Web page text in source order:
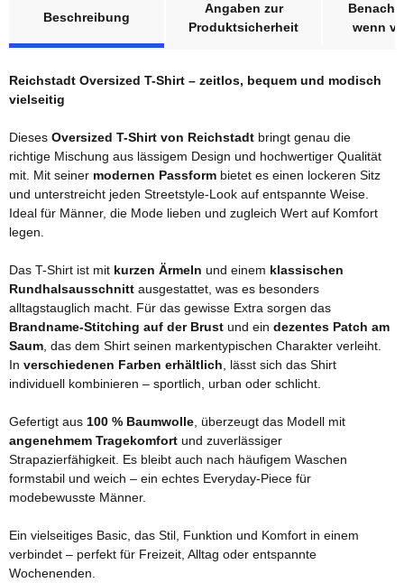
Beschreibung
Angaben zur
Produktsicherheit
wenn
Reichstadt Oversized T-Shirt – zeitlos, bequem und modisch
vielseitig
Dieses Oversized T-Shirt von Reichstadt bringt genau die
richtige Mischung aus lässigem Design und hochwertiger Qualität
mit. Mit seiner modernen Passform bietet es einen lockeren Sitz
und unterstreicht jeden Streetstyle-Look auf entspannte Weise.
Ideal für Männer, die Mode lieben und zugleich Wert auf Komfort
legen.
Das T-Shirt ist mit kurzen Ärmeln und einem klassischen
Rundhalsausschnitt ausgestattet, was es besonders
alltagstauglich macht. Für das gewisse Extra sorgen das
Brandname-Stitching auf der Brust und ein dezentes Patch am
Saum, das dem Shirt seinen markentypischen Charakter verleiht.
In verschiedenen Farben erhältlich, lässt sich das Shirt
individuell kombinieren – sportlich, urban oder schlicht.
Gefertigt aus 100 % Baumwolle, überzeugt das Modell mit
angenehmem Tragekomfort und zuverlässiger
Strapazierfähigkeit. Es bleibt auch nach häufigem Waschen
formstabil und weich – ein echtes Everyday-Piece für
modebewusste Männer.
Ein vielseitiges Basic, das Stil, Funktion und Komfort in einem
verbindet – perfekt für Freizeit, Alltag oder entspannte
Wochenenden.